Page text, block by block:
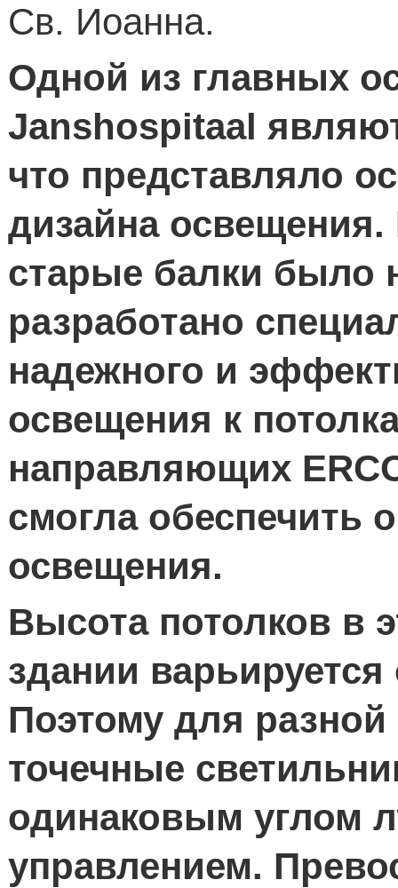
Св. Иоанна.
Одной из главных
Janshospitaal
что представляло
дизайна освещения.
старые балки было
разработано
надежного и
освещения к
направляющих
смогла обеспечить
освещения.
Высота потолков в
здании
Поэтому для
точечные
одинаковым углом
управлением.